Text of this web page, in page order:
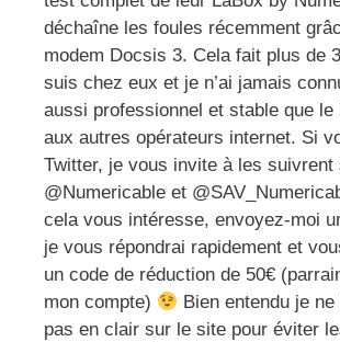
déchaîne les foules récemment
modem Docsis 3. Cela fait plus de
suis chez eux et je n’ai jamais
aussi professionnel et stable que le
aux autres opérateurs internet. Si
Twitter, je vous invite à les suivrent
@Numericable et
cela vous intéresse, envoyez-moi
je vous répondrai rapidement et
un code de réduction de 50€
mon compte)
Bien entendu je
pas en clair sur le site pour éviter